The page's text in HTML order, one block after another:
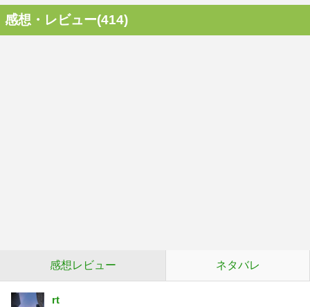
感想・レビュー(414)
感想レビュー ネタバレ
rt